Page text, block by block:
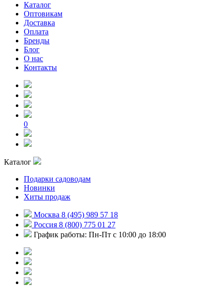
Каталог
Оптовикам
Доставка
Оплата
Бренды
Блог
О нас
Контакты
0
Каталог
Подарки садоводам
Новинки
Хиты продаж
Москва 8 (495) 989 57 18
Россия 8 (800) 775 01 27
График работы: Пн-Пт с 10:00 до 18:00